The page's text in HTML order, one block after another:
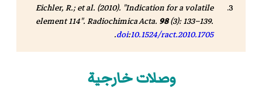
Eichler, R.; et al. (2010). "Indication for a volatile
element 114".Radiochimica Acta. 98(3): 133–139.
doi:10.1524/ract.2010.1705
.
وصلات خارجية